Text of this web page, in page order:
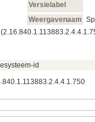
Versielabel
Weergavenaam
id